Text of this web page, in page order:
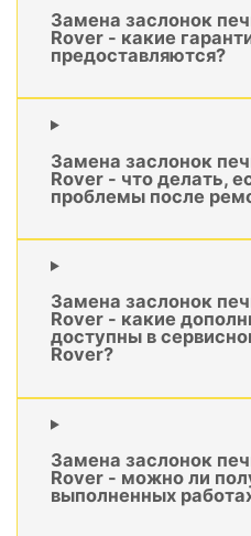
Замена заслонок
Rover - какие
предоставляются?
Замена заслонок
Rover - что делать,
проблемы после
Замена заслонок
Rover - какие
доступны в
Rover?
Замена заслонок
Rover - можно ли
выполненных